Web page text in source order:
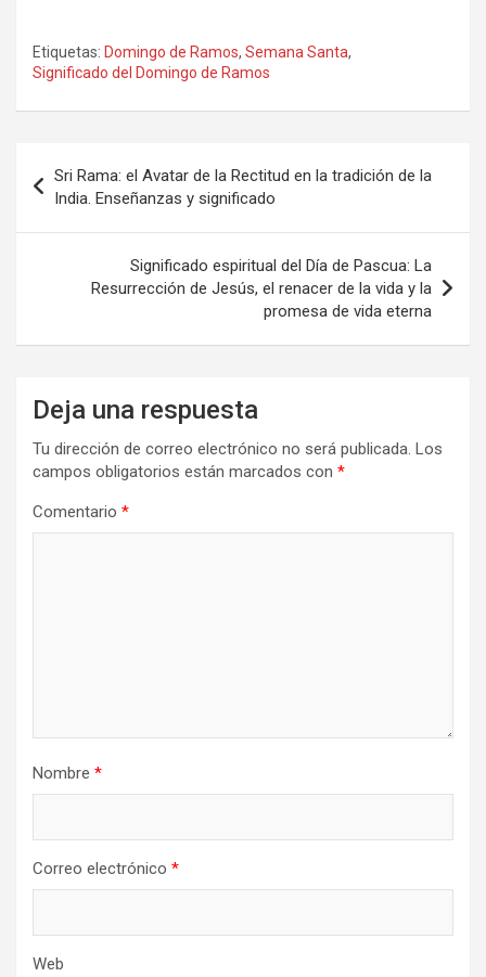
Etiquetas: Domingo de Ramos, Semana Santa,
Significado del Domingo de Ramos
de
entradas
Sri Rama: el Avatar de la Rectitud en la tradición de la
India. Enseñanzas y significado
Significado espiritual del Día de Pascua: La
Resurrección de Jesús, el renacer de la vida y la
promesa de vida eterna
Deja una respuesta
Tu dirección de correo electrónico no será publicada. Los
campos obligatorios están marcados con *
Comentario *
Nombre *
Correo electrónico *
Web